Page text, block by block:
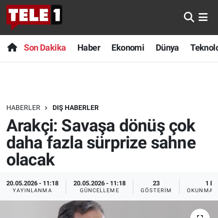
Son Dakika Haber Ekonomi Dünya
HABERLER DIŞ HABERLER
Arakçi: Savaşa dönüş çok
daha fazla sürprize sahne
olacak
20.05.2026 - 11:18
YAYINLANMA
20.05.2026 - 11:18
GÜNCELLEME
23
GÖSTERIM
1 DK
OKUNMA
Anında Manşet
Başka Sohbetler
Bilim turu
Bilim ve Teknoloji Evreni
Doğa Konuşuyor
Dünya
Ege Saati
Son Dakika
Haber
Dünya
Teknoloji
Sağlık
Spor
Yayın Akışı
Nöbetçi Eczaneler
Hava Durumu
Trafik Durumu
Süper Lig Puan Durumu ve Fikstür
Tüm Manşetler
Son Dakika Haberleri
Haber Arşivi